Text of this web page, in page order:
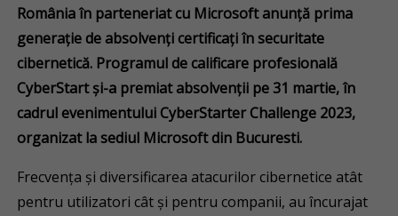
România în parteneriat cu Microsoft anunță prima
generație de absolvenți certificați în securitate
cibernetică. Programul de calificare profesională
CyberStart și-a premiat absolvenții pe 31 martie, în
cadrul evenimentului CyberStarter Challenge 2023,
organizat la sediul Microsoft din Bucuresti.
Frecvența și diversificarea atacurilor cibernetice atât
pentru utilizatori cât și pentru companii, au încurajat